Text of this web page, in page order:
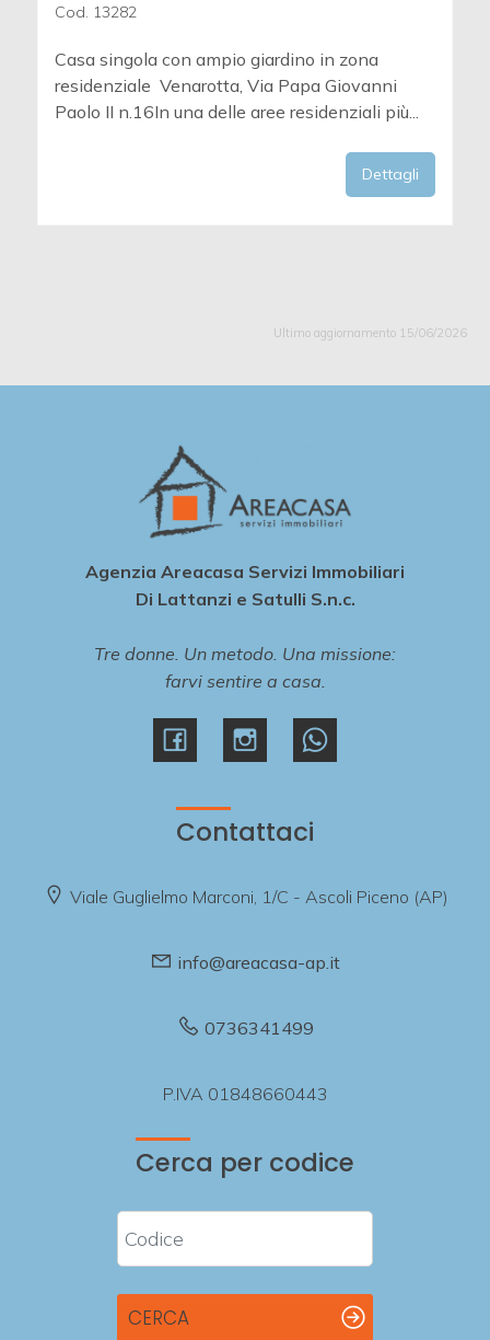
Cod. 13282
Casa singola con ampio giardino in zona
residenziale  Venarotta, Via Papa Giovanni
Paolo II n.16In una delle aree residenziali più...
Dettagli
Ultimo aggiornamento 15/06/2026
Agenzia Areacasa Servizi Immobiliari
Di Lattanzi e Satulli S.n.c.
Tre donne. Un metodo. Una missione:
farvi sentire a casa.
Contattaci
Viale Guglielmo Marconi, 1/C - Ascoli Piceno (AP)
info@areacasa-ap.it
0736341499
P.IVA 01848660443
Cerca per codice
CERCA